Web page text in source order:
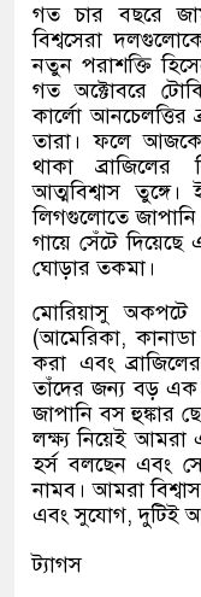
গত চার বছরে
বিশ্বসেরা
নতুন পরাশক্তি
গত অক্টোবরে
কার্লো আনচেলত্তির
তারা। ফলে
থাকা ব্রাজিলের
আত্মবিশ্বাস
লিগগুলোতে
গায়ে সেঁটে দিয়েছে
ঘোড়ার তকমা।
মোরিয়াসু অকপটে
(আমেরিকা,
করা এবং
তাঁদের জন্য বড় এক
জাপানি বস হুঙ্কার
লক্ষ্য নিয়েই আমরা
হর্স বলছেন এবং
নামব। আমরা
এবং সুযোগ,দুটিই
ট্যাগস